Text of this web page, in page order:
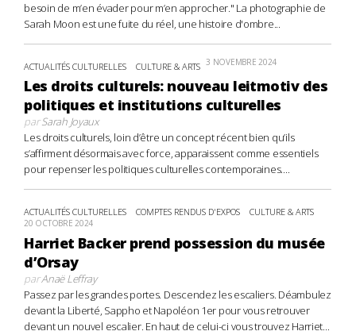
besoin de m’en évader pour m’en approcher." La photographie de
Sarah Moon est une fuite du réel, une histoire d'ombre...
ACTUALITÉS CULTURELLES CULTURE & ARTS 3 NOVEMBRE 2024
Les droits culturels: nouveau leitmotiv des
politiques et institutions culturelles
parSarah Joyaux
Les droits culturels, loin d’être un concept récent bien qu’ils
s’affirment désormais avec force, apparaissent comme essentiels
pour repenser les politiques culturelles contemporaines....
ACTUALITÉS CULTURELLES COMPTES RENDUS D'EXPOS CULTURE & ARTS
20 OCTOBRE 2024
Harriet Backer prend possession du musée
d’Orsay
parAnaë Leffray
Passez par les grandes portes. Descendez les escaliers. Déambulez
devant la Liberté, Sappho et Napoléon 1er pour vous retrouver
devant un nouvel escalier. En haut de celui-ci vous trouvez Harriet...